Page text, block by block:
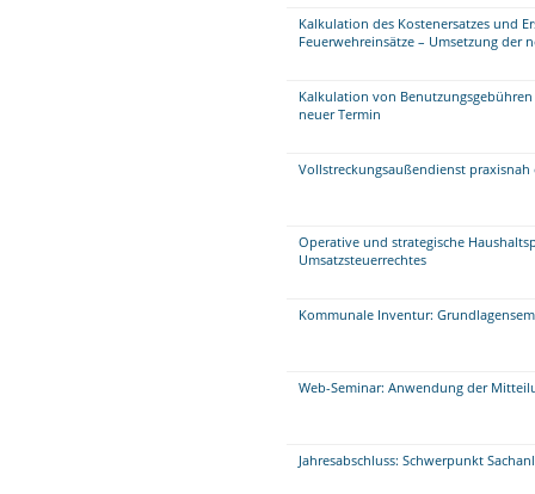
Kalkulation des Kostenersatzes und
Feuerwehreinsätze – Umsetzung der
Kalkulation von
neuer Termin
Vollstreckungsaußendienst praxisnah
Operative und strategische
Umsatzsteuerrechtes
Kommunale Inventur:
Web-Seminar: Anwendung der
Jahresabschluss: Schwerpunkt